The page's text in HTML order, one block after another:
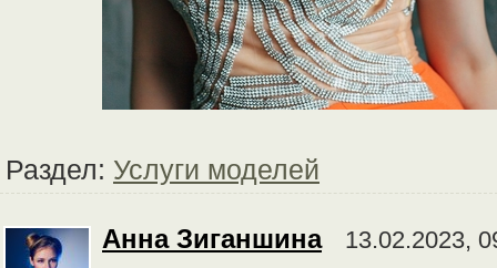
Раздел: Услуги моделей
Анна Зиганшина 13.02.2023,